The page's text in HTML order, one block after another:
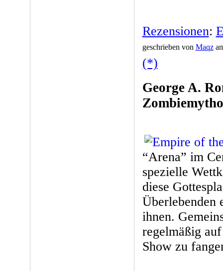
Rezensionen:
geschrieben von Maqz
(*)
George A.
“Arena” im
spezielle
diese
Überlebenden
ihnen.
regelmäßig
Show zu